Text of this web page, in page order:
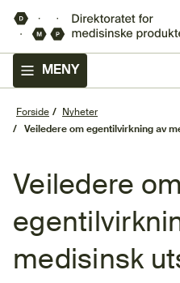
MENY
Forside
Nyheter
Veiledere om egentilvirkning av
Veiledere om
medisinsk